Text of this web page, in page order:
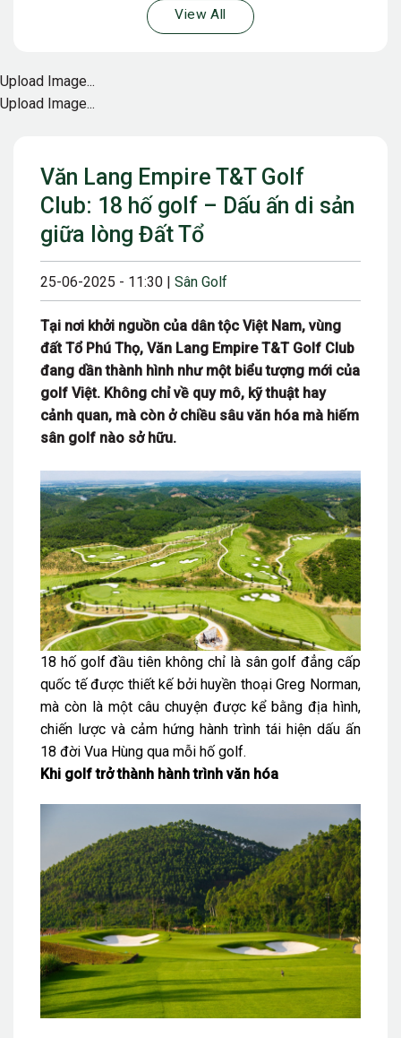
Văn Lang Empire T&T Golf
Club: 18 hố golf – Dấu ấn di sản
giữa lòng Đất Tổ
25-06-2025 - 11:30 | Sân Golf
Tại nơi khởi nguồn của dân tộc Việt Nam, vùng
đất Tổ Phú Thọ, Văn Lang Empire T&T Golf Club
đang dần thành hình như một biểu tượng mới của
golf Việt. Không chỉ về quy mô, kỹ thuật hay
cảnh quan, mà còn ở chiều sâu văn hóa mà hiếm
sân golf nào sở hữu.
18 hố golf đầu tiên không chỉ là sân golf đẳng cấp
quốc tế được thiết kế bởi huyền thoại Greg Norman,
mà còn là một câu chuyện được kể bằng địa hình,
chiến lược và cảm hứng hành trình tái hiện dấu ấn
18 đời Vua Hùng qua mỗi hố golf.
Khi golf trở thành hành trình văn hóa
View All
Upload Image...
Upload Image...